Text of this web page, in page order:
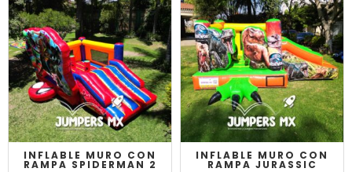
INFLABLE MURO CON
RAMPA SPIDERMAN 2
INFLABLE MURO CON
RAMPA JURASSIC